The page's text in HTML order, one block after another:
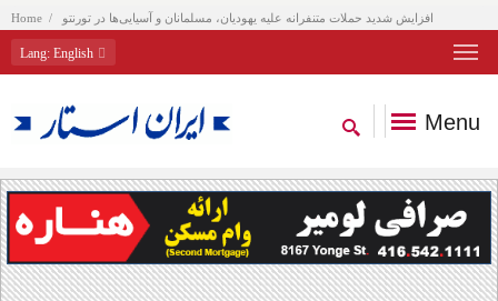
Home افزایش شدید حملات متنفرانه علیه یهودیان، مسلمانان و آسیایی‌ها در تورنتو
Lang: English
Menu